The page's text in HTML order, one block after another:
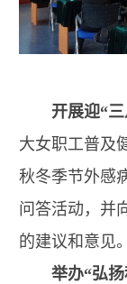
开展迎“
大女职工普及
秋冬季节外感
问答活动，并
的建议和意见。
举办“弘